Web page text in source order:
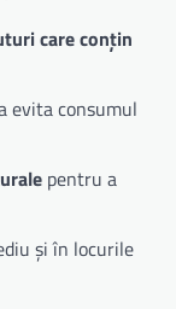
care conțin
evita consumul
pentru a
și în locurile